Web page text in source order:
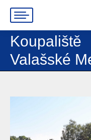
Koupaliště
Valašské